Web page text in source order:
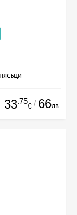
33.75
€ / 66лв.